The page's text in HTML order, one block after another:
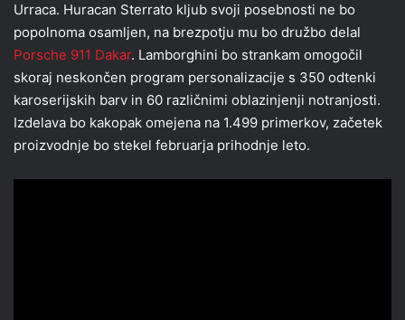
Urraca. Huracan Sterrato kljub svoji posebnosti ne bo
popolnoma osamljen, na brezpotju mu bo družbo delal
Porsche 911 Dakar. Lamborghini bo strankam omogočil
skoraj neskončen program personalizacije s 350 odtenki
karoserijskih barv in 60 različnimi oblazinjenji notranjosti.
Izdelava bo kakopak omejena na 1.499 primerkov, začetek
proizvodnje bo stekel februarja prihodnje leto.